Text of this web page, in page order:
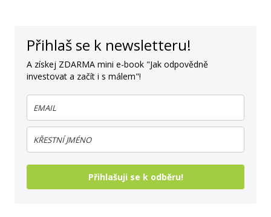
Přihlaš se k newsletteru!
A získej ZDARMA mini e-book "Jak odpovědně
investovat a začít i s málem"!
Přihlašuji se k odběru!